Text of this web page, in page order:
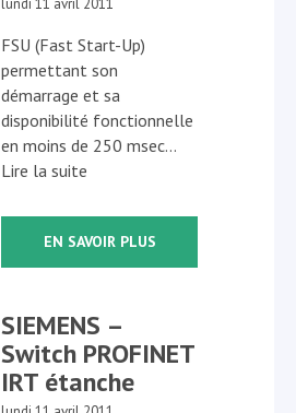
lundi 11 avril 2011
FSU (Fast Start-Up)
permettant son
démarrage et sa
disponibilité fonctionnelle
en moins de 250 msec…
Lire la suite
EN SAVOIR PLUS
SIEMENS –
Switch PROFINET
IRT étanche